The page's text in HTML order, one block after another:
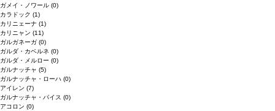
ガメイ・ノワール (0)
カラドック (1)
カリニェーナ (1)
カリニャン (11)
ガルガネーガ (0)
ガルダ・カベルネ (0)
ガルダ・メルロー (0)
ガルナッチャ (5)
ガルナッチャ・ローハ (0)
アイレン (7)
ガルナッチャ・パイス (0)
アコロン (0)